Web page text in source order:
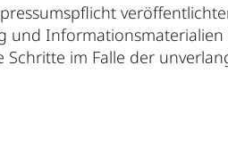
im Falle der